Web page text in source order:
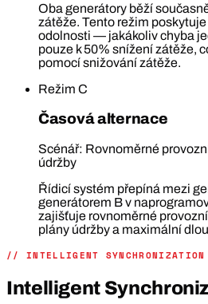
Oba generátory běží
zátěže. Tento režim
odolnosti — jakákoliv chyba
pouze k 50% snížení zátěže,
pomocí snižování zátěže.
Režim C
Časová alternace
Scénář: Rovnoměrné
údržby
Řídicí systém přepíná mezi
generátorem B v
zajišťuje rovnoměrné
plány údržby a maximální
// INTELLIGENT SYNCHRONIZATION
Intelligent